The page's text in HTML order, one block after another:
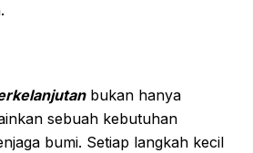
bukan hanya
sebuah kebutuhan
bumi. Setiap langkah kecil